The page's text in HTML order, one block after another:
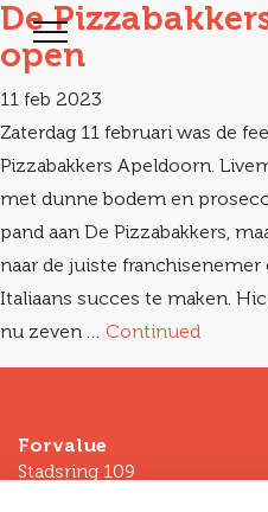
De
open
11 feb 2023
Zaterdag 11 februari was de
Pizzabakkers Apeldoorn.
met dunne bodem en
pand aan De Pizzabakkers,
naar de juiste
Italiaans succes te maken.
nu zeven … Continued
Forvalue
Stadsring 109